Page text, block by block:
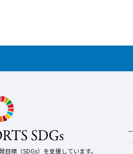
標（SDGs）を支援しています。